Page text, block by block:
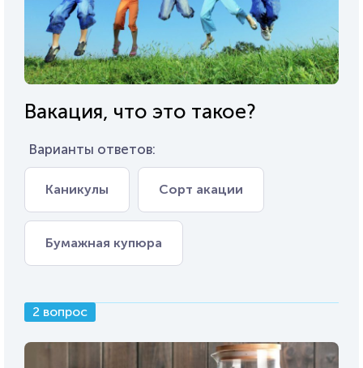
Вакация, что это такое?
Варианты ответов:
Каникулы Сорт акации
Бумажная купюра
2 вопрос